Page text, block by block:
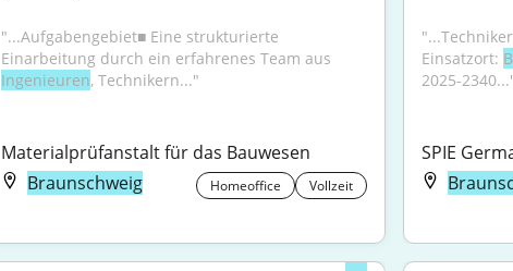
"...Aufgabengebiet■ Eine strukturierte
Ingenieuren, Technikern..."
Materialprüfanstalt für das Bauwesen
Braunschweig
Homeoffice Vollzeit
Einsatzort:
2025-
SPIE